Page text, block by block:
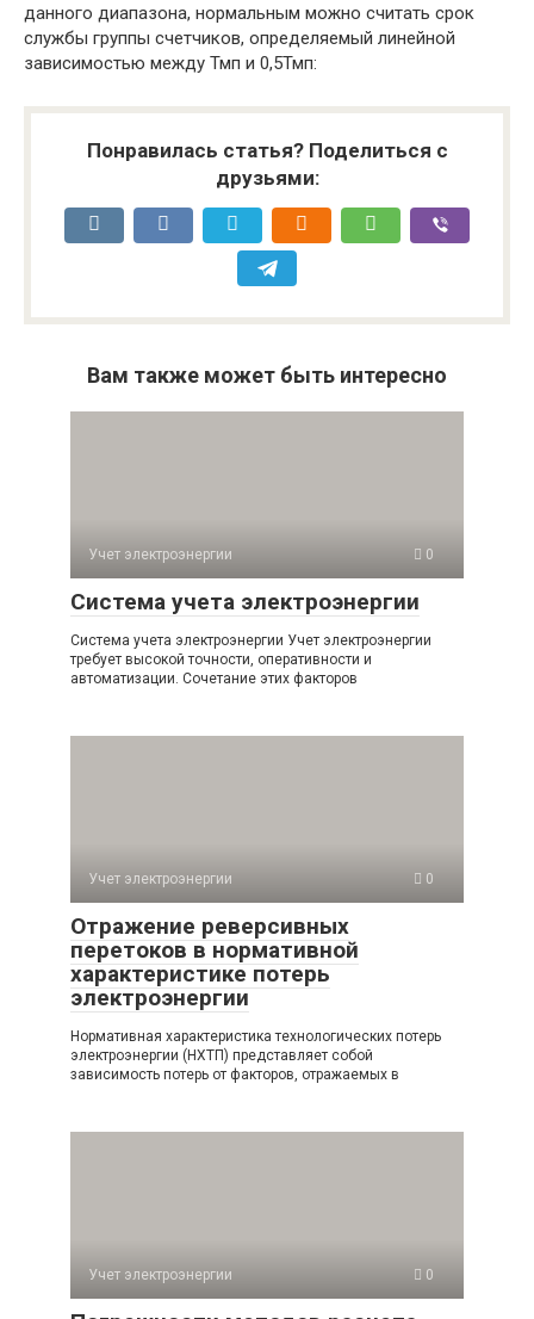
данного диапазона, нормальным можно считать срок
службы группы счетчиков, определяемый линейной
зависимостью между Тмп и 0,5Тмп:
Понравилась статья? Поделиться с
друзьями:
Вам также может быть интересно
Учет электроэнергии 0
Система учета электроэнергии
Система учета электроэнергии Учет электроэнергии
требует высокой точности, оперативности и
автоматизации. Сочетание этих факторов
Учет электроэнергии 0
Отражение реверсивных
перетоков в нормативной
характеристике потерь
электроэнергии
Нормативная характеристика технологических потерь
электроэнергии (НХТП) представляет собой
зависимость потерь от факторов, отражаемых в
Учет электроэнергии 0